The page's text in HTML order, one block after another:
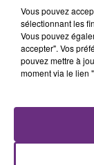
Ce samedi 8
Vous pouvez
sélectionnant les
Vous pouvez
accepter". Vos
pouvez mettre à
moment via le lien